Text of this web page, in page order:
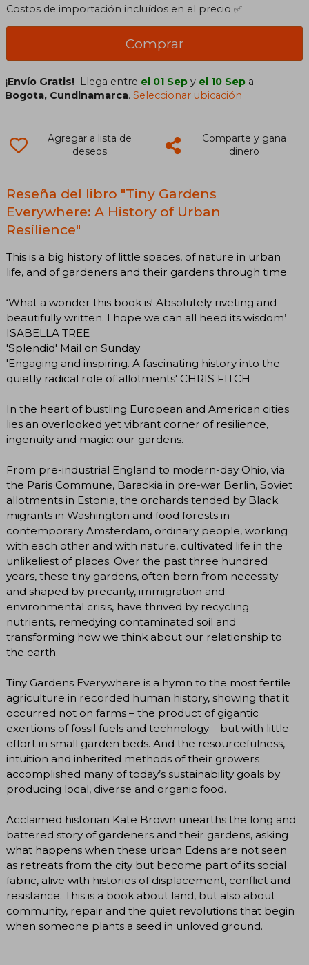
Costos de importación incluídos en el precio ✅
Comprar
¡Envío Gratis! Llega entre el 01 Sep y el 10 Sep a
Bogota, Cundinamarca.Seleccionar ubicación
Agregar a lista de
deseos
Comparte y gana
dinero
Reseña del libro "Tiny Gardens
Everywhere: A History of Urban
Resilience"
This is a big history of little spaces, of nature in urban
life, and of gardeners and their gardens through time
‘What a wonder this book is! Absolutely riveting and
beautifully written. I hope we can all heed its wisdom’
ISABELLA TREE
'Splendid' Mail on Sunday
'Engaging and inspiring. A fascinating history into the
quietly radical role of allotments' CHRIS FITCH
In the heart of bustling European and American cities
lies an overlooked yet vibrant corner of resilience,
ingenuity and magic: our gardens.
From pre-industrial England to modern-day Ohio, via
the Paris Commune, Barackia in pre-war Berlin, Soviet
allotments in Estonia, the orchards tended by Black
migrants in Washington and food forests in
contemporary Amsterdam, ordinary people, working
with each other and with nature, cultivated life in the
unlikeliest of places. Over the past three hundred
years, these tiny gardens, often born from necessity
and shaped by precarity, immigration and
environmental crisis, have thrived by recycling
nutrients, remedying contaminated soil and
transforming how we think about our relationship to
the earth.
Tiny Gardens Everywhere is a hymn to the most fertile
agriculture in recorded human history, showing that it
occurred not on farms – the product of gigantic
exertions of fossil fuels and technology – but with little
effort in small garden beds. And the resourcefulness,
intuition and inherited methods of their growers
accomplished many of today’s sustainability goals by
producing local, diverse and organic food.
Acclaimed historian Kate Brown unearths the long and
battered story of gardeners and their gardens, asking
what happens when these urban Edens are not seen
as retreats from the city but become part of its social
fabric, alive with histories of displacement, conflict and
resistance. This is a book about land, but also about
community, repair and the quiet revolutions that begin
when someone plants a seed in unloved ground.